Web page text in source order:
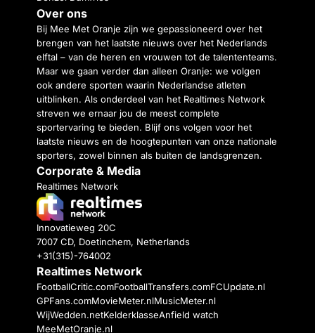
Over ons
Bij Mee Met Oranje zijn we gepassioneerd over het
brengen van het laatste nieuws over het Nederlands
elftal – van de heren en vrouwen tot de talententeams.
Maar we gaan verder dan alleen Oranje: we volgen
ook andere sporten waarin Nederlandse atleten
uitblinken. Als onderdeel van het Realtimes Network
streven we ernaar jou de meest complete
sportervaring te bieden. Blijf ons volgen voor het
laatste nieuws en de hoogtepunten van onze nationale
sporters, zowel binnen als buiten de landsgrenzen.
Corporate & Media
Realtimes Network
Innovatieweg 20C
7007 CD, Doetinchem, Netherlands
+31(315)-764002
Realtimes Network
FootballCritic.comFootballTransfers.comFCUpdate.nl
GPFans.comMovieMeter.nlMusicMeter.nl
WijWedden.netKelderklasseAnfield watch
MeeMetOranje.nl